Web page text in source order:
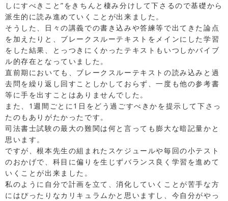
しにすべきこと”をきちんと棲み分けして下さるので基礎から
派生的に読み進めていくことが出来ました。
そうした、日々の講義での書き込みや答練等で出てきた論点
を加えたりと、ブレークスルーテキストをメインにした学習
をした結果、とっつきにくかったテキストもいつしかバイブ
ル的存在となっていました。
直前期においても、ブレークスルーテキストの読み込みと過
去問を繰り返し回すことしかしておらず、一度も他の参考書
等に手を出すことはありませんでした。
また、1週間ごとに1日をどう過ごすべきかを提示して下さっ
たのもありがたかったです。
司法書士試験の最大の難関は何と言っても膨大な暗記量かと
思います。
ですが、根本先生の組まれたスケジュールや毎回の小テスト
のおかげで、科目に偏りを生じずバランス良く学習を進めて
いくことが出来ました。
私のように自分で計画を立て、消化していくことが苦手な方
にはぴったりなカリキュラムかと思いますし、今自分がやっ